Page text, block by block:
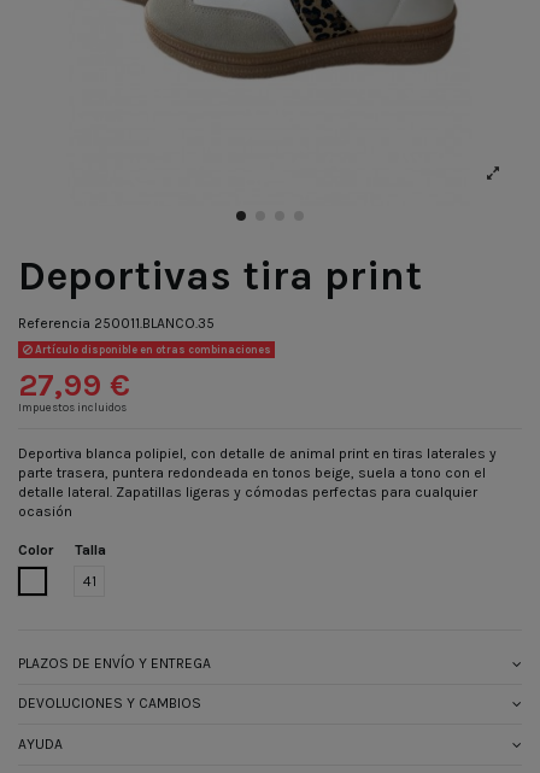
Deportivas tira print
Referencia 250011.BLANCO.35
Artículo disponible en otras combinaciones
27,99 €
Impuestos incluidos
Deportiva blanca polipiel, con detalle de animal print en tiras laterales y
parte trasera, puntera redondeada en tonos beige, suela a tono con el
detalle lateral. Zapatillas ligeras y cómodas perfectas para cualquier
ocasión
Color
BLANCO
Talla
41
PLAZOS DE ENVÍO Y ENTREGA
DEVOLUCIONES Y CAMBIOS
AYUDA